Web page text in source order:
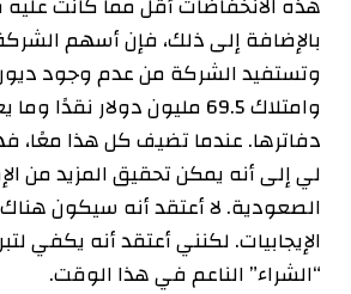
بالإضافة إلى ذلك، فإن أسهم
وتستفيد الشركة من عدم وجود
وامتلاك 69.5 مليون دولار
دفاترها. عندما تضيف كل هذا معًا،
لي إلى أنه يمكن تحقيق المزيد من
الصعودية. لا أعتقد أنه سيكون
الإيجابيات. لكنني أعتقد أنه يكفي
“الشراء” الناعم في هذا الوقت.